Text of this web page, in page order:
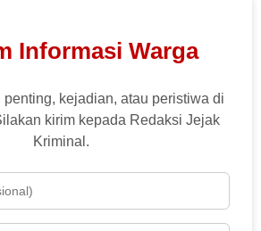
Informasi Warga
penting, kejadian, atau peristiwa di
kirim kepada Redaksi Jejak
Kriminal.